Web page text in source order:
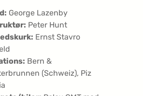
George Lazenby
Peter Hunt
Ernst Stavro
Bern &
(Schweiz), Piz